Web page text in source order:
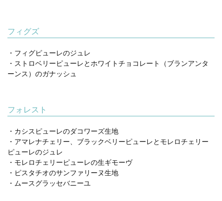
フィグズ
・フィグピューレのジュレ
・ストロベリーピューレとホワイトチョコレート（ブランアンタ
ーンス）のガナッシュ
フォレスト
・カシスピューレのダコワーズ生地
・アマレナチェリー、ブラックベリーピューレとモレロチェリー
ピューレのジュレ
・モレロチェリーピューレの生ギモーヴ
・ピスタチオのサンファリーヌ生地
・ムースグラッセバニーユ